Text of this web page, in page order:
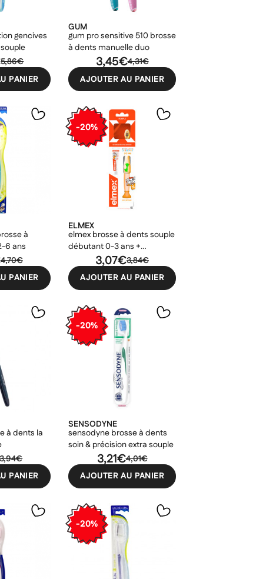
gencives
5,86€
PANIER
GUM
gum pro sensitive 510 brosse
à dents manuelle duo
4,31€
3,45€
AJOUTER AU PANIER
à
6 ans
4,70€
PANIER
-20%
ELMEX
elmex brosse à dents souple
débutant 0-3 ans +
dentifrice
3,84€
3,07€
AJOUTER AU PANIER
à dents la
3,94€
PANIER
-20%
SENSODYNE
sensodyne brosse à dents
soin & précision extra souple
4,01€
3,21€
AJOUTER AU PANIER
-20%